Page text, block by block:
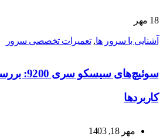
18 مهر
آشنایی با سرور ها,تعمیرات تخصصی سرور
سوئیچ‌های
کاربردها
مهر 18, 1403